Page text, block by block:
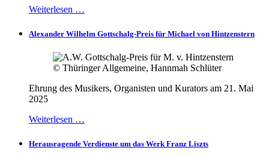
Weiterlesen …
Alexander Wilhelm Gottschalg-Preis für Michael von Hintzenstern
Ehrung des Musikers, Organisten und Kurators am 21. Mai
2025
Weiterlesen …
Herausragende Verdienste um das Werk Franz Liszts